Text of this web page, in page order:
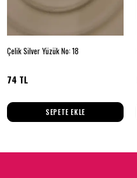
Çelik Silver Yüzük No: 18
74 TL
SEPETE EKLE